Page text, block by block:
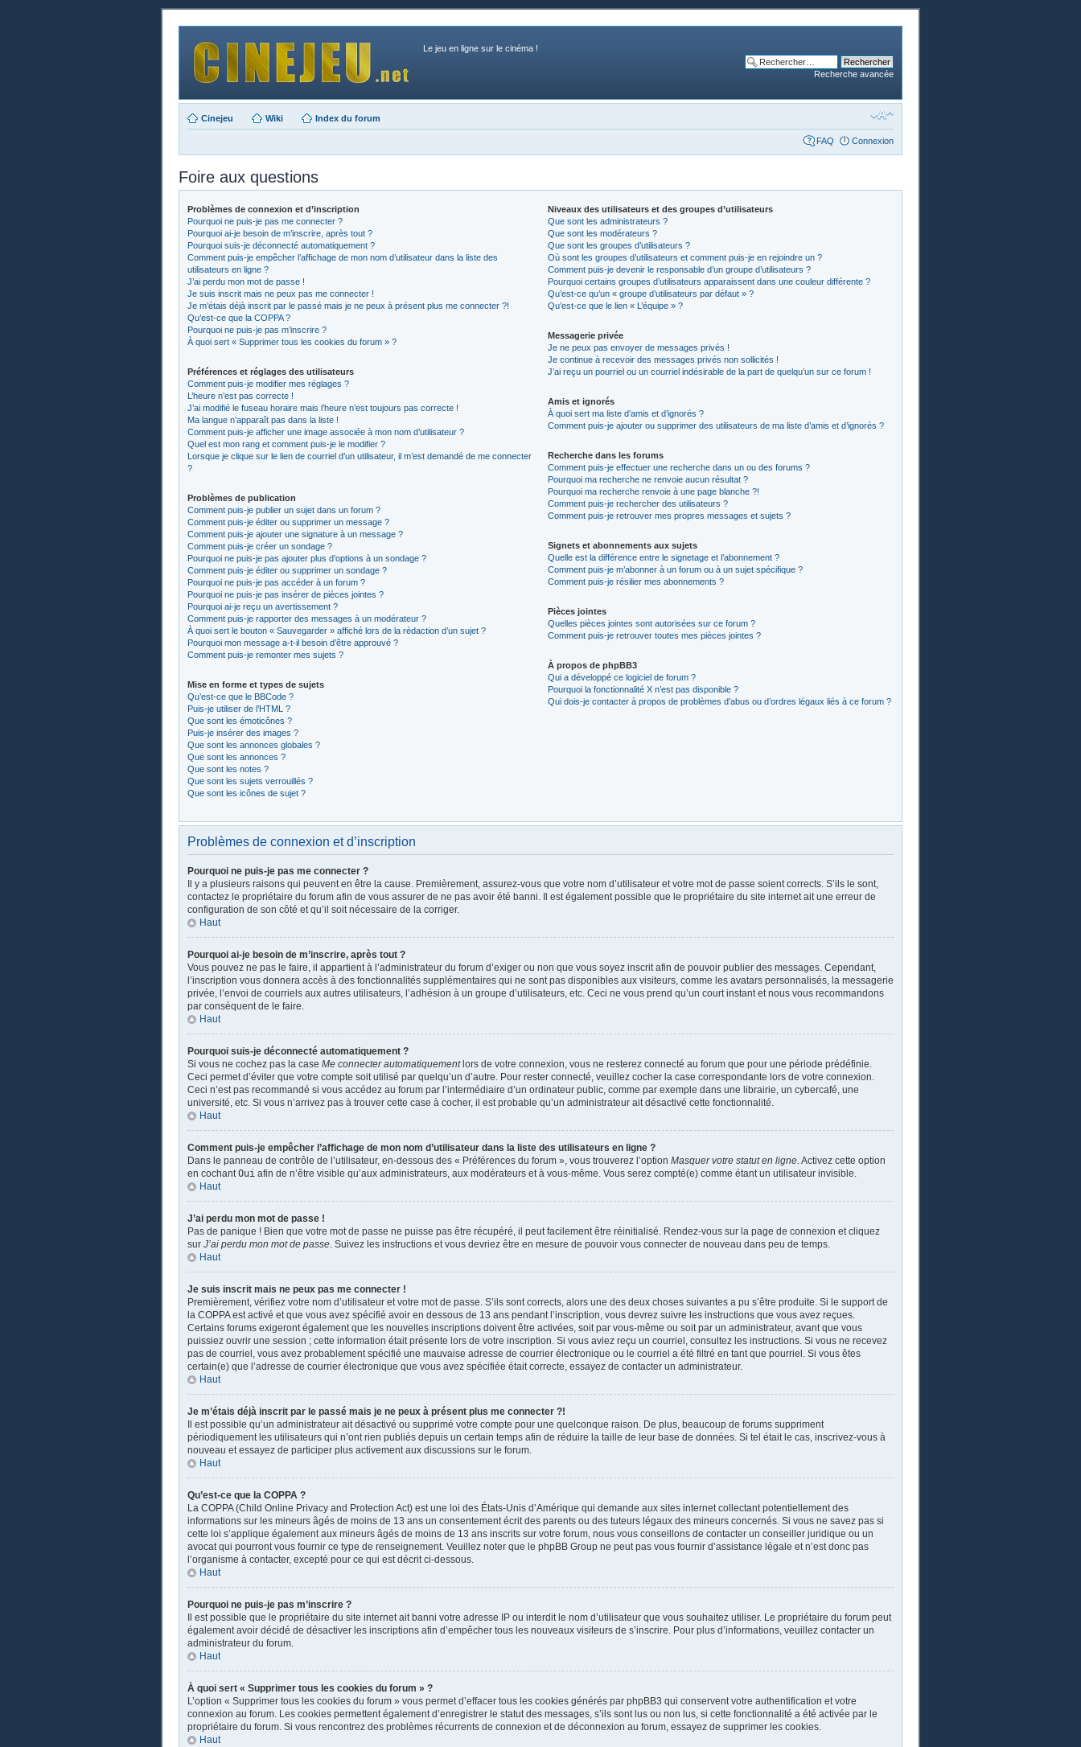
Le jeu en ligne sur le cinéma !
Recherche avancée
Cinejeu Wiki Index du forum
FAQ Connexion
Foire aux questions
Problèmes de connexion et d’inscription
Pourquoi ne puis-je pas me connecter ?
Pourquoi ai-je besoin de m’inscrire, après tout ?
Pourquoi suis-je déconnecté automatiquement ?
Comment puis-je empêcher l’affichage de mon nom d’utilisateur dans la liste des
utilisateurs en ligne ?
J’ai perdu mon mot de passe !
Je suis inscrit mais ne peux pas me connecter !
Je m’étais déjà inscrit par le passé mais je ne peux à présent plus me connecter ?!
Qu’est-ce que la COPPA ?
Pourquoi ne puis-je pas m’inscrire ?
À quoi sert « Supprimer tous les cookies du forum » ?
Préférences et réglages des utilisateurs
Comment puis-je modifier mes réglages ?
L’heure n’est pas correcte !
J’ai modifié le fuseau horaire mais l’heure n’est toujours pas correcte !
Ma langue n’apparaît pas dans la liste !
Comment puis-je afficher une image associée à mon nom d’utilisateur ?
Quel est mon rang et comment puis-je le modifier ?
Lorsque je clique sur le lien de courriel d’un utilisateur, il m’est demandé de me connecter
?
Problèmes de publication
Comment puis-je publier un sujet dans un forum ?
Comment puis-je éditer ou supprimer un message ?
Comment puis-je ajouter une signature à un message ?
Comment puis-je créer un sondage ?
Pourquoi ne puis-je pas ajouter plus d’options à un sondage ?
Comment puis-je éditer ou supprimer un sondage ?
Pourquoi ne puis-je pas accéder à un forum ?
Pourquoi ne puis-je pas insérer de pièces jointes ?
Pourquoi ai-je reçu un avertissement ?
Comment puis-je rapporter des messages à un modérateur ?
À quoi sert le bouton « Sauvegarder » affiché lors de la rédaction d’un sujet ?
Pourquoi mon message a-t-il besoin d’être approuvé ?
Comment puis-je remonter mes sujets ?
Mise en forme et types de sujets
Qu’est-ce que le BBCode ?
Puis-je utiliser de l’HTML ?
Que sont les émoticônes ?
Puis-je insérer des images ?
Que sont les annonces globales ?
Que sont les annonces ?
Que sont les notes ?
Que sont les sujets verrouillés ?
Que sont les icônes de sujet ?
Niveaux des utilisateurs et des groupes d’utilisateurs
Que sont les administrateurs ?
Que sont les modérateurs ?
Que sont les groupes d’utilisateurs ?
Où sont les groupes d’utilisateurs et comment puis-je en rejoindre un ?
Comment puis-je devenir le responsable d’un groupe d’utilisateurs ?
Pourquoi certains groupes d’utilisateurs apparaissent dans une couleur différente ?
Qu’est-ce qu’un « groupe d’utilisateurs par défaut » ?
Qu’est-ce que le lien « L’équipe » ?
Messagerie privée
Je ne peux pas envoyer de messages privés !
Je continue à recevoir des messages privés non sollicités !
J’ai reçu un pourriel ou un courriel indésirable de la part de quelqu’un sur ce forum !
Amis et ignorés
À quoi sert ma liste d’amis et d’ignorés ?
Comment puis-je ajouter ou supprimer des utilisateurs de ma liste d’amis et d’ignorés ?
Recherche dans les forums
Comment puis-je effectuer une recherche dans un ou des forums ?
Pourquoi ma recherche ne renvoie aucun résultat ?
Pourquoi ma recherche renvoie à une page blanche ?!
Comment puis-je rechercher des utilisateurs ?
Comment puis-je retrouver mes propres messages et sujets ?
Signets et abonnements aux sujets
Quelle est la différence entre le signetage et l’abonnement ?
Comment puis-je m’abonner à un forum ou à un sujet spécifique ?
Comment puis-je résilier mes abonnements ?
Pièces jointes
Quelles pièces jointes sont autorisées sur ce forum ?
Comment puis-je retrouver toutes mes pièces jointes ?
À propos de phpBB3
Qui a développé ce logiciel de forum ?
Pourquoi la fonctionnalité X n’est pas disponible ?
Qui dois-je contacter à propos de problèmes d’abus ou d’ordres légaux liés à ce forum ?
Problèmes de connexion et d’inscription
Pourquoi ne puis-je pas me connecter ?
Il y a plusieurs raisons qui peuvent en être la cause. Premièrement, assurez-vous que votre nom d’utilisateur et votre mot de passe soient corrects. S’ils le sont,
contactez le propriétaire du forum afin de vous assurer de ne pas avoir été banni. Il est également possible que le propriétaire du site internet ait une erreur de
configuration de son côté et qu’il soit nécessaire de la corriger.
Haut
Pourquoi ai-je besoin de m’inscrire, après tout ?
Vous pouvez ne pas le faire, il appartient à l’administrateur du forum d’exiger ou non que vous soyez inscrit afin de pouvoir publier des messages. Cependant,
l’inscription vous donnera accès à des fonctionnalités supplémentaires qui ne sont pas disponibles aux visiteurs, comme les avatars personnalisés, la messagerie
privée, l’envoi de courriels aux autres utilisateurs, l’adhésion à un groupe d’utilisateurs, etc. Ceci ne vous prend qu’un court instant et nous vous recommandons
par conséquent de le faire.
Haut
Pourquoi suis-je déconnecté automatiquement ?
Si vous ne cochez pas la case Me connecter automatiquementlors de votre connexion, vous ne resterez connecté au forum que pour une période prédéfinie.
Ceci permet d’éviter que votre compte soit utilisé par quelqu’un d’autre. Pour rester connecté, veuillez cocher la case correspondante lors de votre connexion.
Ceci n’est pas recommandé si vous accédez au forum par l’intermédiaire d’un ordinateur public, comme par exemple dans une librairie, un cybercafé, une
université, etc. Si vous n’arrivez pas à trouver cette case à cocher, il est probable qu’un administrateur ait désactivé cette fonctionnalité.
Haut
Comment puis-je empêcher l’affichage de mon nom d’utilisateur dans la liste des utilisateurs en ligne ?
Dans le panneau de contrôle de l’utilisateur, en-dessous des « Préférences du forum », vous trouverez l’option Masquer votre statut en ligne. Activez cette option
en cochantOui afin de n’être visible qu’aux administrateurs, aux modérateurs et à vous-même. Vous serez compté(e) comme étant un utilisateur invisible.
Haut
J’ai perdu mon mot de passe !
Pas de panique ! Bien que votre mot de passe ne puisse pas être récupéré, il peut facilement être réinitialisé. Rendez-vous sur la page de connexion et cliquez
sur J’ai perdu mon mot de passe. Suivez les instructions et vous devriez être en mesure de pouvoir vous connecter de nouveau dans peu de temps.
Haut
Je suis inscrit mais ne peux pas me connecter !
Premièrement, vérifiez votre nom d’utilisateur et votre mot de passe. S’ils sont corrects, alors une des deux choses suivantes a pu s’être produite. Si le support de
la COPPA est activé et que vous avez spécifié avoir en dessous de 13 ans pendant l’inscription, vous devrez suivre les instructions que vous avez reçues.
Certains forums exigeront également que les nouvelles inscriptions doivent être activées, soit par vous-même ou soit par un administrateur, avant que vous
puissiez ouvrir une session ; cette information était présente lors de votre inscription. Si vous aviez reçu un courriel, consultez les instructions. Si vous ne recevez
pas de courriel, vous avez probablement spécifié une mauvaise adresse de courrier électronique ou le courriel a été filtré en tant que pourriel. Si vous êtes
certain(e) que l’adresse de courrier électronique que vous avez spécifiée était correcte, essayez de contacter un administrateur.
Haut
Je m’étais déjà inscrit par le passé mais je ne peux à présent plus me connecter ?!
Il est possible qu’un administrateur ait désactivé ou supprimé votre compte pour une quelconque raison. De plus, beaucoup de forums suppriment
périodiquement les utilisateurs qui n’ont rien publiés depuis un certain temps afin de réduire la taille de leur base de données. Si tel était le cas, inscrivez-vous à
nouveau et essayez de participer plus activement aux discussions sur le forum.
Haut
Qu’est-ce que la COPPA ?
La COPPA (Child Online Privacy and Protection Act) est une loi des États-Unis d’Amérique qui demande aux sites internet collectant potentiellement des
informations sur les mineurs âgés de moins de 13 ans un consentement écrit des parents ou des tuteurs légaux des mineurs concernés. Si vous ne savez pas si
cette loi s’applique également aux mineurs âgés de moins de 13 ans inscrits sur votre forum, nous vous conseillons de contacter un conseiller juridique ou un
avocat qui pourront vous fournir ce type de renseignement. Veuillez noter que le phpBB Group ne peut pas vous fournir d’assistance légale et n’est donc pas
l’organisme à contacter, excepté pour ce qui est décrit ci-dessous.
Haut
Pourquoi ne puis-je pas m’inscrire ?
Il est possible que le propriétaire du site internet ait banni votre adresse IP ou interdit le nom d’utilisateur que vous souhaitez utiliser. Le propriétaire du forum peut
également avoir décidé de désactiver les inscriptions afin d’empêcher tous les nouveaux visiteurs de s’inscrire. Pour plus d’informations, veuillez contacter un
administrateur du forum.
Haut
À quoi sert « Supprimer tous les cookies du forum » ?
L’option « Supprimer tous les cookies du forum » vous permet d’effacer tous les cookies générés par phpBB3 qui conservent votre authentification et votre
connexion au forum. Les cookies permettent également d’enregistrer le statut des messages, s’ils sont lus ou non lus, si cette fonctionnalité a été activée par le
propriétaire du forum. Si vous rencontrez des problèmes récurrents de connexion et de déconnexion au forum, essayez de supprimer les cookies.
Haut